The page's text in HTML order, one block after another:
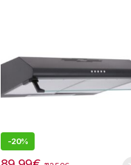
-20%